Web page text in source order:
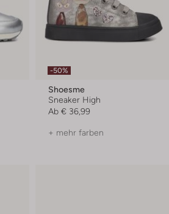
-50%
Shoesme
Sneaker High
Ab € 36,99
+ mehr farben